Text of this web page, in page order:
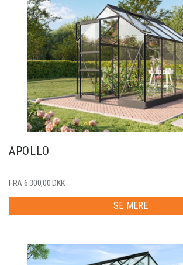
APOLLO
FRA 6.300,00 DKK
SE MERE